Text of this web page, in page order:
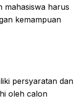
mahasiswa harus
kemampuan
persyaratan dan
oleh calon